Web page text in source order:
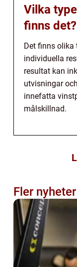
Vilka
finns det?
Det finns olika
individuella
resultat kan
utvisningar
innefatta
målskillnad.
Fler nyheter